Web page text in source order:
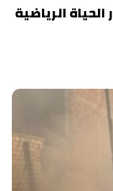
الرياضية